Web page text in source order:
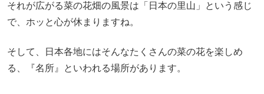
それが広がる菜の花畑の風景は「日本の里山」という感じ
で、ホッと心が休まりますね。
そして、日本各地にはそんなたくさんの菜の花を楽しめ
る、『名所』といわれる場所があります。